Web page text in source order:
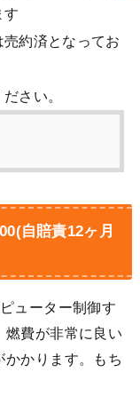
す
約済となってお
さい。
自賠責12ヶ月
ューター制御す
燃費が非常に良い
かります。もち